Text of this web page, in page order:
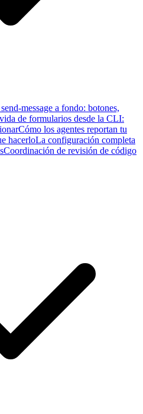
message a fondo: botones,
de formularios desde la CLI:
Cómo los agentes reportan tu
hacerloLa configuración completa
Coordinación de revisión de código